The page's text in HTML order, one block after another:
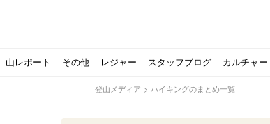
山レポート その他 レジャー スタッフブログ カルチャー
登山メディア > ハイキングのまとめ一覧